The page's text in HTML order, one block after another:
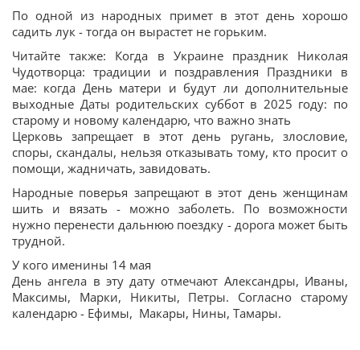
По одной из народных примет в этот день хорошо
садить лук - тогда он вырастет не горьким.
Читайте также: Когда в Украине праздник Николая
Чудотворца: традиции и поздравления Праздники в
мае: когда День матери и будут ли дополнительные
выходные Даты родительских суббот в 2025 году: по
старому и новому календарю, что важно знать
Церковь запрещает в этот день ругань, злословие,
споры, скандалы, нельзя отказывать тому, кто просит о
помощи, жадничать, завидовать.
Народные поверья запрещают в этот день женщинам
шить и вязать - можно заболеть. По возможности
нужно перенести дальнюю поездку - дорога может быть
трудной.
У кого именины 14 мая
День ангела в эту дату отмечают Александры, Иваны,
Максимы, Марки, Никиты, Петры. Согласно старому
календарю - Ефимы, Макары, Нины, Тамары.